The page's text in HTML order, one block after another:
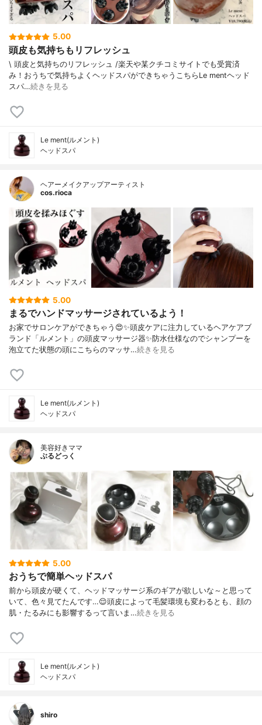
5.00
頭皮も気持ちもリフレッシュ
\ 頭皮と気持ちのリフレッシュ /⁡楽天や某クチコミサイトでも受賞済
み！⁡⁡おうちで気持ちよくヘッドスパができちゃうこちら⁡⁡⁡Le mentヘッド
スパ⁡⁡⁡⁡…続きを見る
Le ment(ルメント)
ヘッドスパ
ヘアーメイクアップアーティスト
cos.rioca
5.00
まるでハンドマッサージされているよう！
お家でサロンケアができちゃう😍✨頭皮ケアに注力しているヘアケアブ
ランド「ルメント」の頭皮マッサージ器✨防水仕様なのでシャンプーを
泡立てた状態の頭にこちらのマッサ…続きを見る
Le ment(ルメント)
ヘッドスパ
美容好きママ
ぶるどっく
5.00
おうちで簡単ヘッドスパ
前から頭皮が硬くて、ヘッドマッサージ系のギアが欲しいな～と思って
いて、色々見てたんです…😌頭皮によって毛髪環境も変わるとも、顔の
肌・たるみにも影響するって言いま…続きを見る
Le ment(ルメント)
ヘッドスパ
shiro